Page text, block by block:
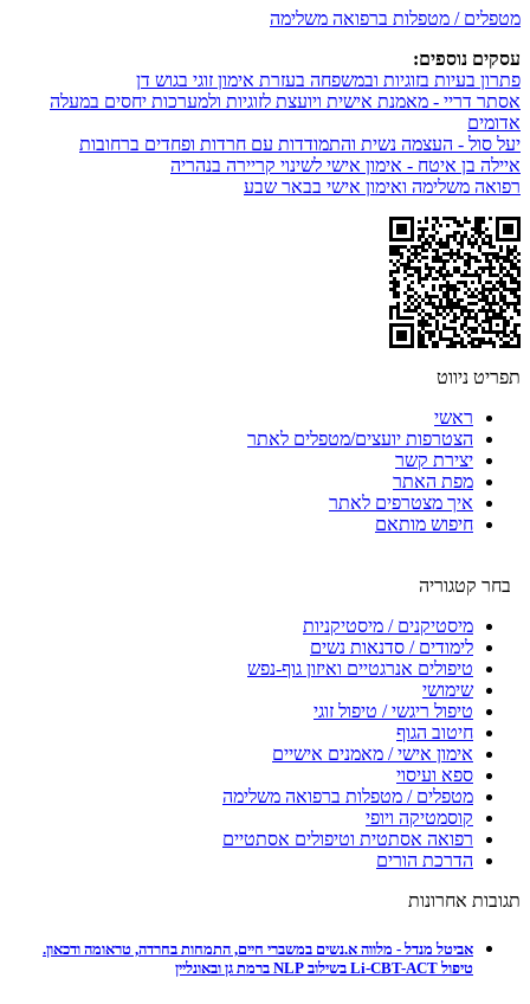
מטפלים / מטפלות ברפואה משלימה
עסקים נוספים:
פתרון בעיות בזוגיות ובמשפחה בעזרת אימון זוגי בגוש דן
אסתר דריי - מאמנת אישית ויועצת לזוגיות ולמערכות יחסים במעלה
אדומים
יעל סול - העצמה נשית והתמודדות עם חרדות ופחדים ברחובות
איילה בן איטח - אימון אישי לשינוי קריירה בנהריה
רפואה משלימה ואימון אישי בבאר שבע
תפריט ניווט
ראשי
הצטרפות יועצים/מטפלים לאתר
יצירת קשר
מפת האתר
איך מצטרפים לאתר
חיפוש מותאם
בחר קטגוריה
מיסטיקנים / מיסטיקניות
לימודים / סדנאות נשים
טיפולים אנרגטיים ואיזון גוף-נפש
שימושי
טיפול ריגשי / טיפול זוגי
חיטוב הגוף
אימון אישי / מאמנים אישיים
ספא ועיסוי
מטפלים / מטפלות ברפואה משלימה
קוסמטיקה ויופי
רפואה אסתטית וטיפולים אסתטיים
הדרכת הורים
תגובות אחרונות
אביטל מנדל - מלווה א.נשים במשברי חיים, התמחות בחרדה, טראומה ודכאון.
טיפול Li-CBT-ACT בשילוב NLP ברמת גן ובאונליין